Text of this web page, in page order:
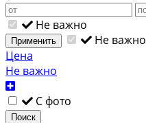
Не важно
Применить
Не важно
Цена
Не важно
С фото
Поиск